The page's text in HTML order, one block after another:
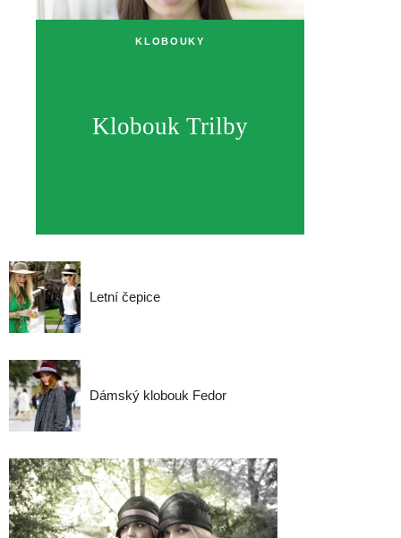
KLOBOUKY
Klobouk Trilby
Letní čepice
Dámský klobouk Fedor